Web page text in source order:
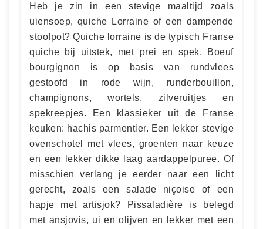
Heb je zin in een stevige maaltijd zoals
uiensoep, quiche Lorraine of een dampende
stoofpot? Quiche lorraine is de typisch Franse
quiche bij uitstek, met prei en spek. Boeuf
bourgignon is op basis van rundvlees
gestoofd in rode wijn, runderbouillon,
champignons, wortels, zilveruitjes en
spekreepjes. Een klassieker uit de Franse
keuken: hachis parmentier. Een lekker stevige
ovenschotel met vlees, groenten naar keuze
en een lekker dikke laag aardappelpuree. Of
misschien verlang je eerder naar een licht
gerecht, zoals een salade niçoise of een
hapje met artisjok? Pissaladière is belegd
met ansjovis, ui en olijven en lekker met een